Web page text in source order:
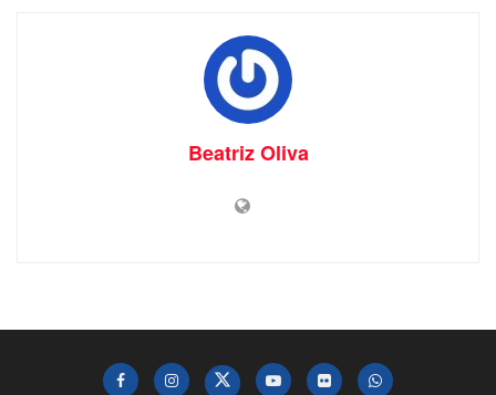
Beatriz Oliva